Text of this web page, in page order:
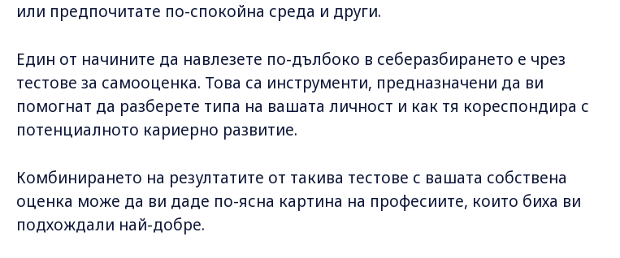
или предпочитате по-спокойна среда и други.
Един от начините да навлезете по-дълбоко в себеразбирането е чрез
тестове за самооценка. Това са инструменти, предназначени да ви
помогнат да разберете типа на вашата личност и как тя кореспондира с
потенциалното кариерно развитие.
Комбинирането на резултатите от такива тестове с вашата собствена
оценка може да ви даде по-ясна картина на професиите, които биха ви
подхождали най-добре.